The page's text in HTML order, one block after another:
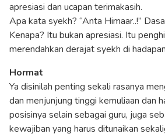
apresiasi dan ucapan terimakasih.
Apa kata syekh? “Anta Himaar..!”
Kenapa? Itu bukan apresiasi. Itu
merendahkan derajat syekh di
Hormat
Ya disinilah penting sekali rasanya
dan menjunjung tinggi kemuliaan dan
posisinya selain sebagai guru, juga
kewajiban yang harus ditunaikan